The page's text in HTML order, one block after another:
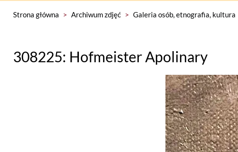
Strona główna > Archiwum zdjęć > Galeria osób, etnografia, kultura
308225: Hofmeister Apolinary